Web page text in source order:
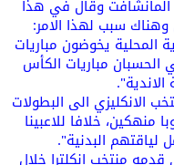
وقال في هذا
وهناك سبب لهذا الامر:
المحلية يخوضون مباريات
مباريات الكأس
الانكليزي الى البطولات
خلافا للاعبينا
لياقتهم البدنية".
منتخب انكلترا خلال